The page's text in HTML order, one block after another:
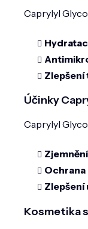
Caprylyl
Účinky
Caprylyl
Zlepšení
Kosmetika